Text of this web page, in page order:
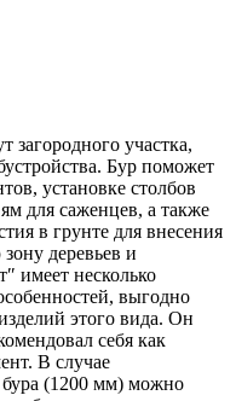
загородного участка,
Бур поможет
установке столбов
для саженцев, а также
в грунте для внесения
деревьев и
имеет несколько
выгодно
этого вида. Он
себя как
В случае
бура (1200 мм) можно